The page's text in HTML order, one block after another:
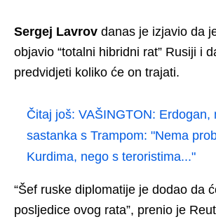
Sergej Lavrov danas je izjavio da
objavio “totalni hibridni rat” Rusiji i
predvidjeti koliko će on trajati.
Čitaj još: VAŠINGTON: Erdogan,
sastanka s Trampom: "Nema
Kurdima, nego s teroristima..."
“Šef ruske diplomatije je dodao da
posljedice ovog rata”, prenio je